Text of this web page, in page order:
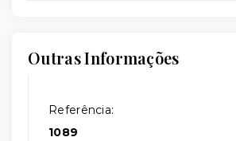
Outras Informações
Referência:
1089